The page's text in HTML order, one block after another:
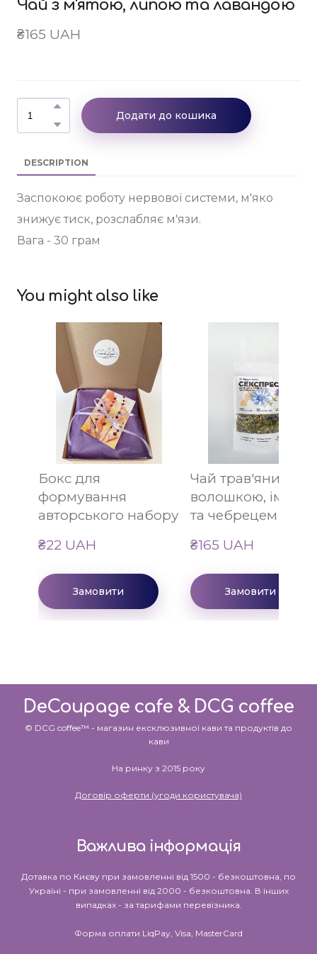
Чай з м'ятою, липою та лавандою
₴165 UAH
Додати до кошика
DESCRIPTION
Заспокоює роботу нервової системи, м'яко
знижує тиск, розслабляє м'язи.
Вага - 30 грам
You might also like
Бокс для
формування
авторського набору
₴22 UAH
Замовити
Чай трав'яний з
волошкою,
та чебрецем
₴165 UAH
Замовити
DeCoupage cafe & DCG coffee
© DCG coffee™ - магазин ексклюзивної кави та продуктів до
кави
На ринку з 2015 року
Договір оферти (угоди користувача)
Важлива інформація
Дотавка по Києву при замовленні від 1500 - безкоштовна, по
Україні - при замовленні від 2000 - безкоштовна. В інших
випадках - за тарифами перевізника.
Форма оплати LiqPay, Visa, MasterCard